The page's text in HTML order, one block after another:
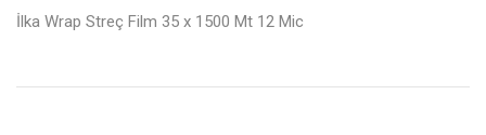
İlka Wrap Streç Film 35 x 1500 Mt 12 Mic